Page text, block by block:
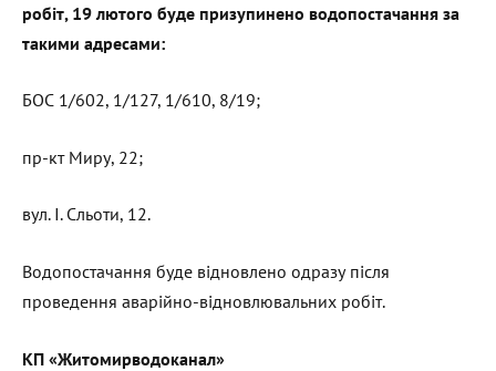
робіт, 19 лютого буде призупинено водопостачання за
такими адресами:
БОС 1/602, 1/127, 1/610, 8/19;
пр-кт Миру, 22;
вул. І. Сльоти, 12.
Водопостачання буде відновлено одразу після
проведення аварійно-відновлювальних робіт.
КП «Житомирводоканал»